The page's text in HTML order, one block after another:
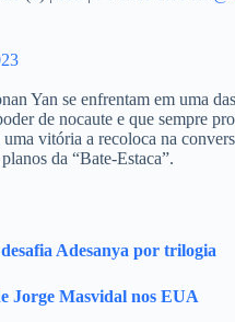
Yan se enfrentam em uma
de nocaute e que sempre
vitória a recoloca na
da “Bate-Estaca”.
Adesanya por trilogia
Jorge Masvidal nos EUA